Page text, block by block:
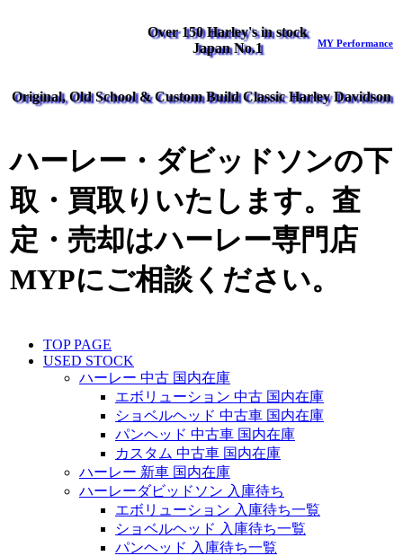
Over 150 Harley's in stock
Japan No.1
MY Performance
Original, Old School & Custom Build Classic Harley Davidson
ハーレー・ダビッドソンの下
取・買取りいたします。査
定・売却はハーレー専門店
MYPにご相談ください。
TOP PAGE
USED STOCK
ハーレー 中古 国内在庫
エボリューション 中古 国内在庫
ショベルヘッド 中古車 国内在庫
パンヘッド 中古車 国内在庫
カスタム 中古車 国内在庫
ハーレー 新車 国内在庫
ハーレーダビッドソン 入庫待ち
エボリューション 入庫待ち一覧
ショベルヘッド 入庫待ち一覧
パンヘッド 入庫待ち一覧